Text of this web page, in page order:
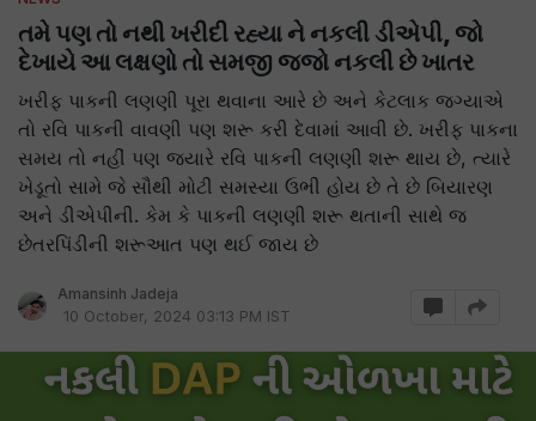
તમે પણ તો નથી ખરીદી રહ્યા ને નકલી ડીએપી, જો
દેખાયે આ લક્ષણો તો સમજી જજો નકલી છે ખાતર
ખરીફ પાકની લણણી પૂરા થવાના આરે છે અને કેટલાક જગ્યાએ
તો રવિ પાકની વાવણી પણ શરૂ કરી દેવામાં આવી છે. ખરીફ પાકના
સમય તો નહીં પણ જ્યારે રવિ પાકની લણણી શરૂ થાય છે, ત્યારે
ખેડૂતો સામે જે સૌથી મોટી સમસ્યા ઉભી હોય છે તે છે બિયારણ
અને ડીએપીની. કેમ કે પાકની લણણી શરૂ થતાની સાથે જ
છેતરપિંડીની શરૂઆત પણ થઈ જાય છે
Amansinh Jadeja
10 October, 2024 03:13 PM IST